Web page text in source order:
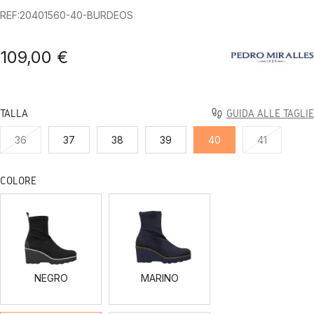
REF:20401560-40-BURDEOS
109,00 €
TALLA GUIDA ALLE TAGLIE
36 37 38 39 40 41
COLORE
NEGRO MARINO